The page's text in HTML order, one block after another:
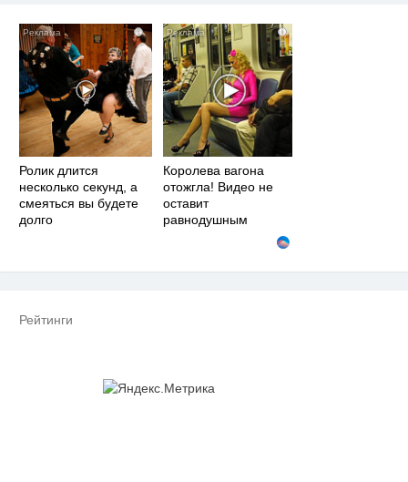
i
Ролик длится
несколько секунд, а
смеяться вы будете
долго
i
Королева вагона
отожгла! Видео не
оставит
равнодушным
Рейтинги